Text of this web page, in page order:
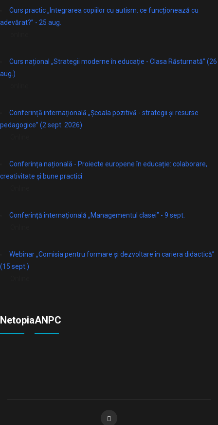
Curs practic „Integrarea copiilor cu autism: ce funcționează cu
adevărat?” - 25 aug.
Curs național „Strategii moderne în educație - Clasa Răsturnată” (26
aug.)
Conferință internațională „Școala pozitivă - strategii și resurse
pedagogice” (2 sept. 2026)
Conferința națională - Proiecte europene în educație: colaborare,
creativitate și bune practici
Conferință internațională „Managementul clasei” - 9 sept.
Webinar „Comisia pentru formare și dezvoltare în cariera didactică”
(15 sept.)
NetopiaANPC